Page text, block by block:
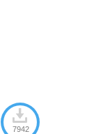
7942